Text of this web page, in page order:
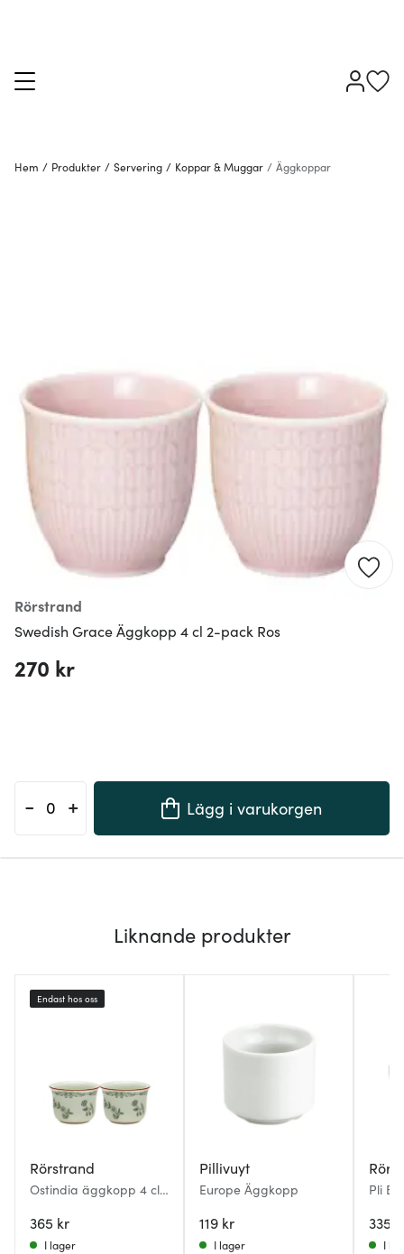
Hem / Produkter / Servering / Koppar & Muggar / Äggkoppar
Rörstrand
Swedish Grace Äggkopp 4 cl 2-pack Ros
270 kr
- + Lägg i varukorgen
Liknande produkter
Rörstrand
Ostindia äggkopp 4 cl
365 kr
Endast hos oss
I lager
Pillivuyt
Europe Äggkopp
119 kr
I lager
Pli
335
I